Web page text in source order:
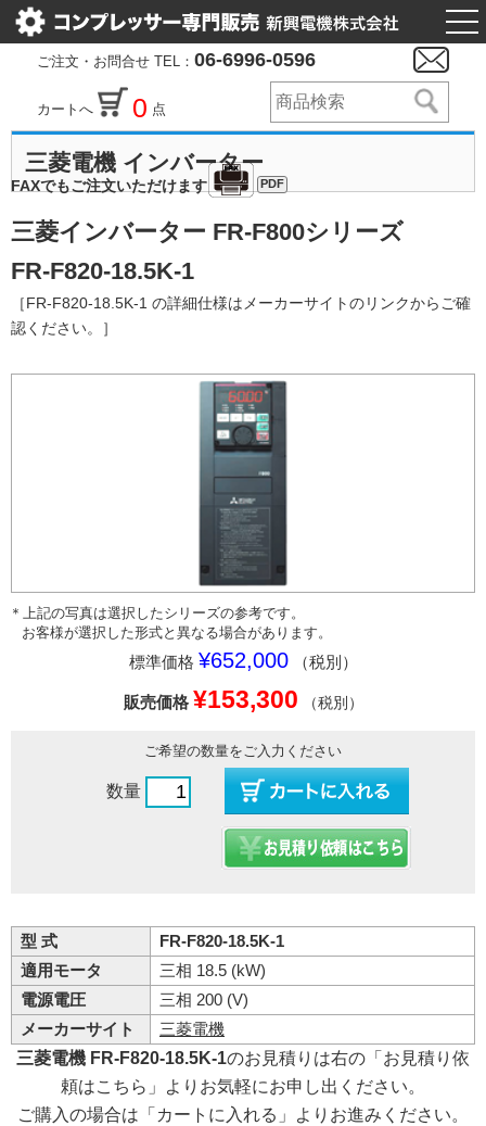
ご注文・お問合せ TEL： 06-6996-0596
カートへ 0 点
三菱電機 インバーター
FAXでもご注文いただけます PDF
三菱インバーター FR-F800シリーズ
FR-F820-18.5K-1
［FR-F820-18.5K-1 の詳細仕様はメーカーサイトのリンクからご確
認ください。］
＊上記の写真は選択したシリーズの参考です。
お客様が選択した形式と異なる場合があります。
標準価格 ¥652,000 （税別）
販売価格 ¥153,300 （税別）
ご希望の数量をご入力ください
数量
型 式
FR-F820-18.5K-1
適用モータ
三相 18.5 (kW)
電源電圧
三相 200 (V)
メーカーサイト
三菱電機
三菱電機 FR-F820-18.5K-1のお見積りは右の「お見積り依
頼はこちら」よりお気軽にお申し出ください。
ご購入の場合は「カートに入れる」よりお進みください。